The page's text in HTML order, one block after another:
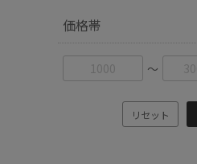
価格帯
〜
リセット